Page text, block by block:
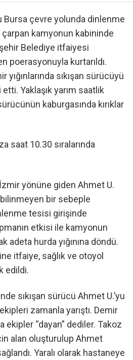
çevre yolunda dinlenme
kamyonun kabininde
Belediye itfaiyesi
poerasyonuyla kurtarıldı.
sıkışan sürücüyü
Yaklaşık yarım saatlik
kaburgasında kırıklar
saat 10.30 sıralarında
yönüne giden Ahmet U.
bir sebeple
tesisi girişinde
etkisi ile kamyonun
adeta hurda yığınına döndü.
itfaiye, sağlık ve otoyol
edildi.
sıkışan sürücü Ahmet U.’yu
zamanla yarıştı. Demir
ekipler “dayan” dediler. Takoz
alan oluşturulup Ahmet
Yaralı olarak hastaneye